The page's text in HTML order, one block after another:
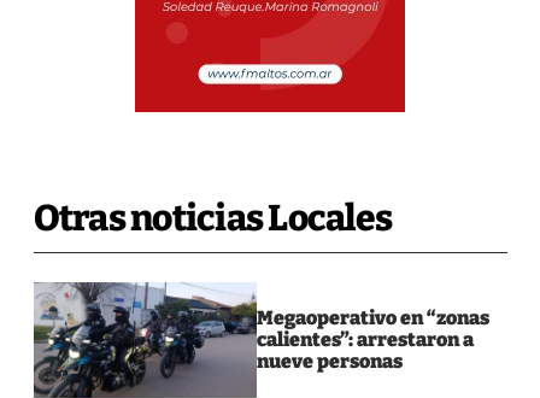
Otras noticias Locales
Megaoperativo en “zonas
calientes”: arrestaron a
nueve personas